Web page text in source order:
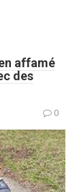
affamé
des
0